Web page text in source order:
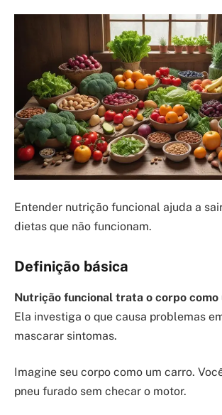
Entender nutrição funcional ajuda a
dietas que não funcionam.
Definição básica
Nutrição funcional trata o corpo como
Ela investiga o que causa problemas
mascarar sintomas.
Imagine seu corpo como um carro.
pneu furado sem checar o motor.